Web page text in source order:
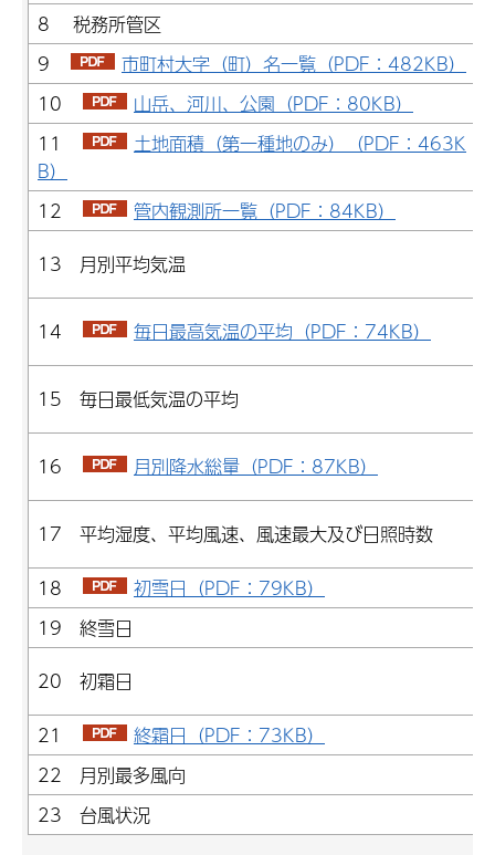
8 税務所管区
9
市町村大字（町）名一覧（PDF：482KB）
10
山岳、河川、公園（PDF：80KB）
11
土地面積（第一種地のみ）（PDF：463K
B）
12
管内観測所一覧（PDF：84KB）
13 月別平均気温
14 毎日最高気温の平均（PDF：74KB）
15 毎日最低気温の平均
16 月別降水総量（PDF：87KB）
17 平均湿度、平均風速、風速最大及び日照時数
18
初雪日（PDF：79KB）
19 終雪日
20 初霜日
21
終霜日（PDF：73KB）
22 月別最多風向
23 台風状況